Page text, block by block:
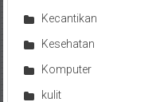
Kecantikan
Kesehatan
Komputer
kulit